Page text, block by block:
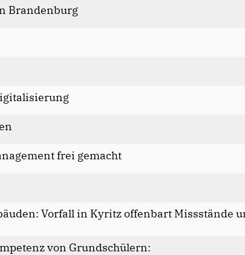
Brandenburg
frei gemacht
Vorfall in Kyritz offenbart Missstände
von Grundschülern: